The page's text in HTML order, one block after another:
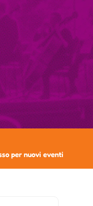
per nuovi eventi